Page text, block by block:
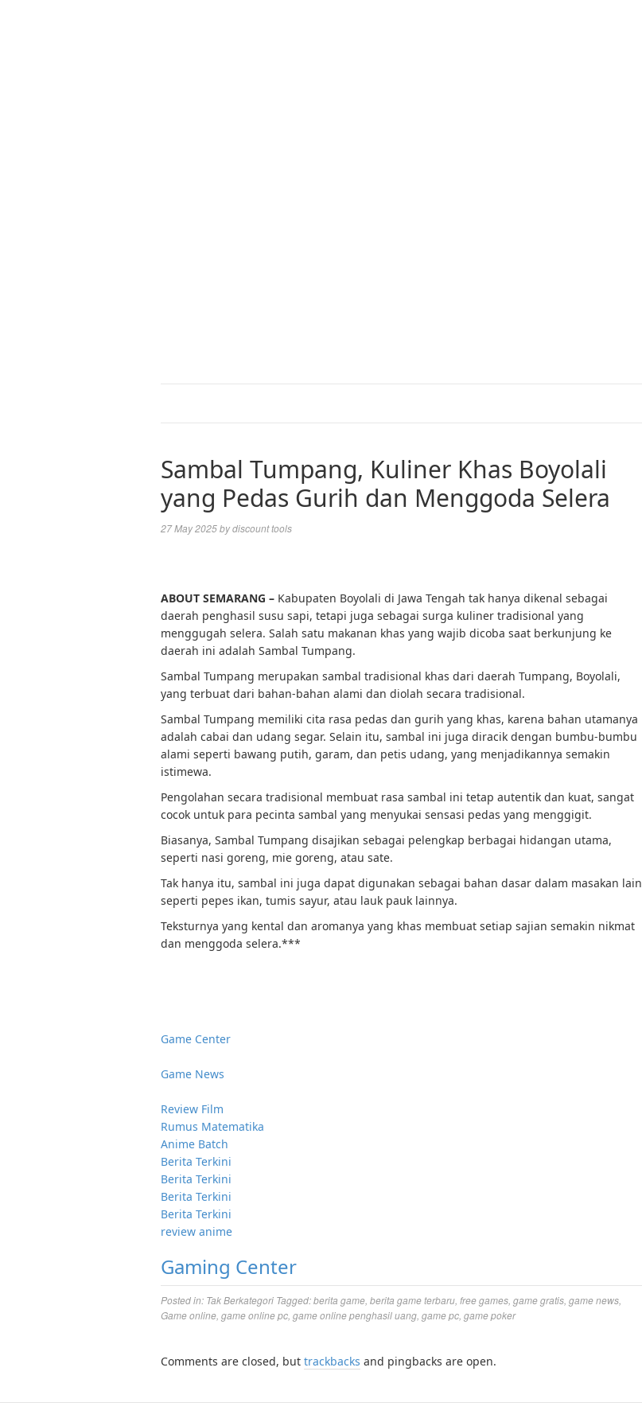
Sambal Tumpang, Kuliner Khas Boyolali
yang Pedas Gurih dan Menggoda Selera
27 May 2025bydiscount tools
ABOUT SEMARANG – Kabupaten Boyolali di Jawa Tengah tak hanya dikenal sebagai
daerah penghasil susu sapi, tetapi juga sebagai surga kuliner tradisional yang
menggugah selera. Salah satu makanan khas yang wajib dicoba saat berkunjung ke
daerah ini adalah Sambal Tumpang.
Sambal Tumpang merupakan sambal tradisional khas dari daerah Tumpang, Boyolali,
yang terbuat dari bahan-bahan alami dan diolah secara tradisional.
Sambal Tumpang memiliki cita rasa pedas dan gurih yang khas, karena bahan utamanya
adalah cabai dan udang segar. Selain itu, sambal ini juga diracik dengan bumbu-bumbu
alami seperti bawang putih, garam, dan petis udang, yang menjadikannya semakin
istimewa.
Pengolahan secara tradisional membuat rasa sambal ini tetap autentik dan kuat, sangat
cocok untuk para pecinta sambal yang menyukai sensasi pedas yang menggigit.
Biasanya, Sambal Tumpang disajikan sebagai pelengkap berbagai hidangan utama,
seperti nasi goreng, mie goreng, atau sate.
Tak hanya itu, sambal ini juga dapat digunakan sebagai bahan dasar dalam masakan lain
seperti pepes ikan, tumis sayur, atau lauk pauk lainnya.
Teksturnya yang kental dan aromanya yang khas membuat setiap sajian semakin nikmat
dan menggoda selera.***
Game Center
Game News
Review Film
Rumus Matematika
Anime Batch
Berita Terkini
Berita Terkini
Berita Terkini
Berita Terkini
review anime
Gaming Center
Posted in: Tak Berkategori Tagged:berita game berita game terbaru free games game gratis game news
Game online game online pc game online penghasil uang game pc game poker
Comments are closed, but trackbacks and pingbacks are open.